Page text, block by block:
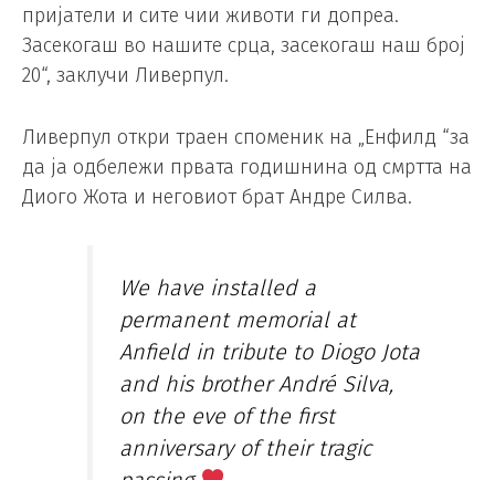
пријатели и сите чии животи ги допреа.
Засекогаш во нашите срца, засекогаш наш број
20“, заклучи Ливерпул.
Ливерпул откри траен споменик на „Енфилд “за
да ја одбележи првата годишнина од смртта на
Диого Жота и неговиот брат Андре Силва.
We have installed a
permanent memorial at
Anfield in tribute to Diogo Jota
and his brother André Silva,
on the eve of the first
anniversary of their tragic